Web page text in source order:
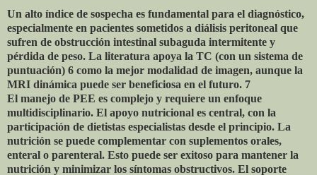
Un alto índice de sospecha es fundamental para el diagnóstico,
especialmente en pacientes sometidos a diálisis peritoneal que
sufren de obstrucción intestinal subaguda intermitente y
pérdida de peso. La literatura apoya la TC (con un sistema de
puntuación) 6 como la mejor modalidad de imagen, aunque la
MRI dinámica puede ser beneficiosa en el futuro. 7
El manejo de PEE es complejo y requiere un enfoque
multidisciplinario. El apoyo nutricional es central, con la
participación de dietistas especialistas desde el principio. La
nutrición se puede complementar con suplementos orales,
enteral o parenteral. Esto puede ser exitoso para mantener la
nutrición y minimizar los síntomas obstructivos. El soporte